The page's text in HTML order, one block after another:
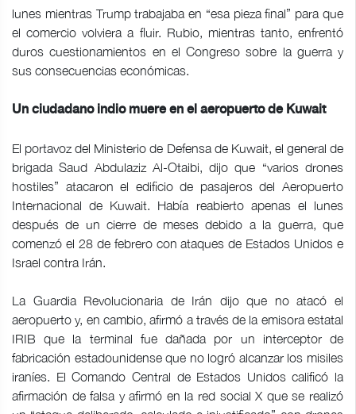
lunes mientras Trump trabajaba en “esa pieza final” para que
el comercio volviera a fluir. Rubio, mientras tanto, enfrentó
duros cuestionamientos en el Congreso sobre la guerra y
sus consecuencias económicas.
Un ciudadano indio muere en el aeropuerto de Kuwait
El portavoz del Ministerio de Defensa de Kuwait, el general de
brigada Saud Abdulaziz Al-Otaibi, dijo que “varios drones
hostiles” atacaron el edificio de pasajeros del Aeropuerto
Internacional de Kuwait. Había reabierto apenas el lunes
después de un cierre de meses debido a la guerra, que
comenzó el 28 de febrero con ataques de Estados Unidos e
Israel contra Irán.
La Guardia Revolucionaria de Irán dijo que no atacó el
aeropuerto y, en cambio, afirmó a través de la emisora estatal
IRIB que la terminal fue dañada por un interceptor de
fabricación estadounidense que no logró alcanzar los misiles
iraníes. El Comando Central de Estados Unidos calificó la
afirmación de falsa y afirmó en la red social X que se realizó